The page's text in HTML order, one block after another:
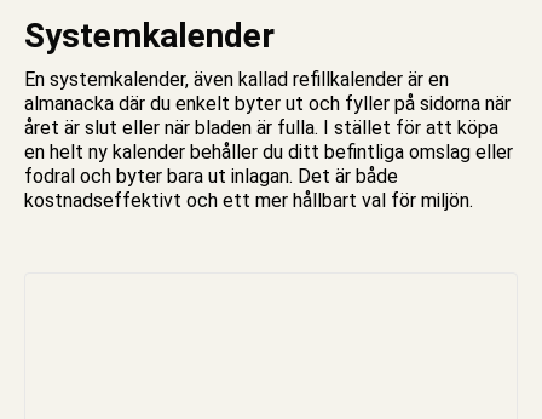
Systemkalender
En systemkalender, även kallad refillkalender är en
almanacka där du enkelt byter ut och fyller på sidorna när
året är slut eller när bladen är fulla. I stället för att köpa
en helt ny kalender behåller du ditt befintliga omslag eller
fodral och byter bara ut inlagan. Det är både
kostnadseffektivt och ett mer hållbart val för miljön.